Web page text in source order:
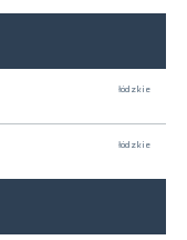
łódzkie
łódzkie